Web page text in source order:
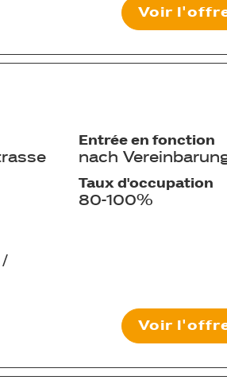
Voir
Entrée en fonction
nach
Taux d'occupation
80-100%
Voir